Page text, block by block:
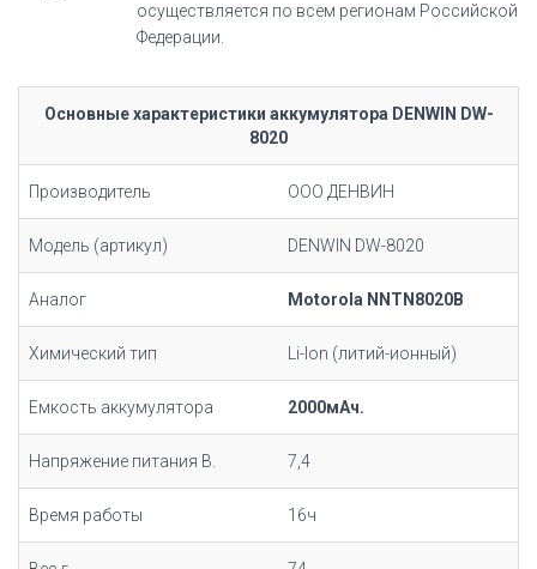
осуществляется по всем регионам Российской
Федерации.
Основные характеристики аккумулятора DENWIN DW-
8020
Производитель ООО ДЕНВИН
Модель (артикул) DENWIN DW-8020
Аналог Motorola NNTN8020B
Химический тип Li-Ion (литий-ионный)
Емкость аккумулятора 2000мАч.
Напряжение питания В. 7,4
Время работы 16ч